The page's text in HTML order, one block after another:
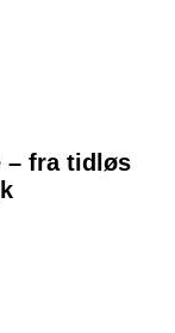
– fra tidløs